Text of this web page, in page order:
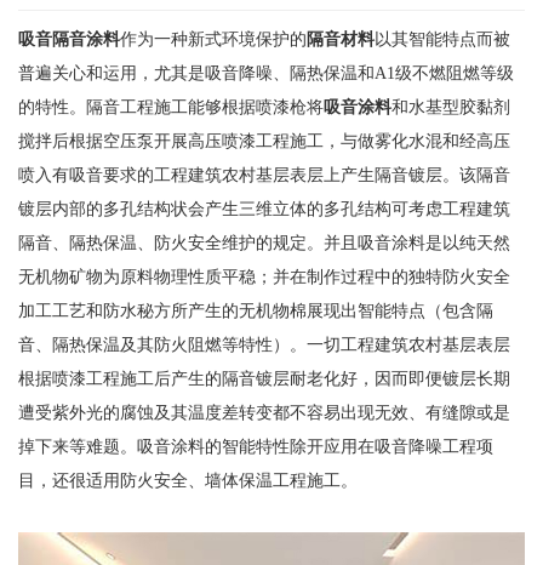
吸音隔音涂料作为一种新式环境保护的 隔音材料以其智能特点而被
普遍关心和运用，尤其是吸音降噪、隔热保温和A1级不燃阻燃等级
的特性。隔音工程施工能够根据喷漆枪将吸音涂料和水基型胶黏剂
搅拌后根据空压泵开展高压喷漆工程施工，与做雾化水混和经高压
喷入有吸音要求的工程建筑农村基层表层上产生隔音镀层。该隔音
镀层内部的多孔结构状会产生三维立体的多孔结构可考虑工程建筑
隔音、隔热保温、防火安全维护的规定。并且吸音涂料是以纯天然
无机物矿物为原料物理性质平稳；并在制作过程中的独特防火安全
加工工艺和防水秘方所产生的无机物棉展现出智能特点（包含隔
音、隔热保温及其防火阻燃等特性）。一切工程建筑农村基层表层
根据喷漆工程施工后产生的隔音镀层耐老化好，因而即便镀层长期
遭受紫外光的腐蚀及其温度差转变都不容易出现无效、有缝隙或是
掉下来等难题。吸音涂料的智能特性除开应用在吸音降噪工程项
目，还很适用防火安全、墙体保温工程施工。